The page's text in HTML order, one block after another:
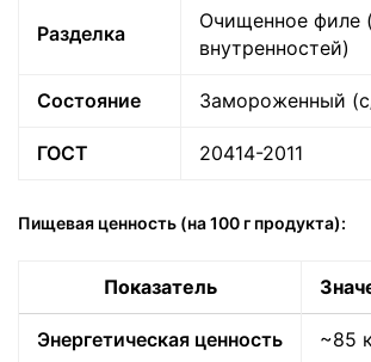
Разделка
Очищенное филе
внутренностей)
Состояние Замороженный
ГОСТ 20414-2011
Пищевая ценность (на 100 г продукта):
Показатель
Энергетическая ценность ~85